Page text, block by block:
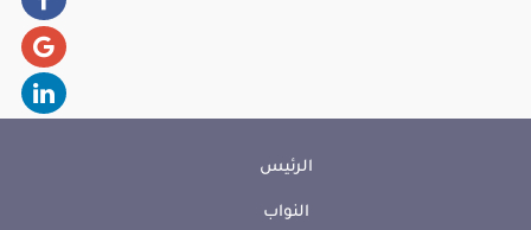
الرئيس
النواب